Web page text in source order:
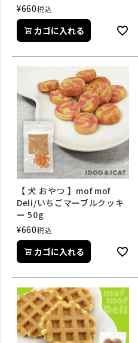
¥660税込
カゴに入れる
【 犬 おやつ 】mof mof
Deli/いちごマーブルクッキ
ー 50g
¥660税込
カゴに入れる